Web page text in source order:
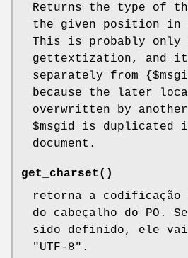
Returns the type of
the given position in
This is probably only
gettextization, and
separately from
because the later
overwritten by
$msgid
is duplicated
document.
get_charset()
retorna a codificação
do cabeçalho do PO.
sido definido, ele
"UTF-8".